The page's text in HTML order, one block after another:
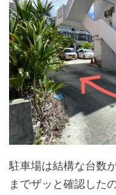
駐車場は結構な台数
までザッと確認した